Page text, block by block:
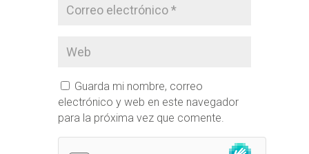
Guarda mi nombre, correo
electrónico y web en este navegador
para la próxima vez que comente.